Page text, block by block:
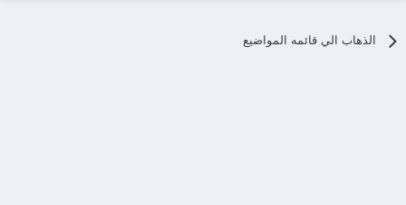
الذهاب الي قائمه المواضيع